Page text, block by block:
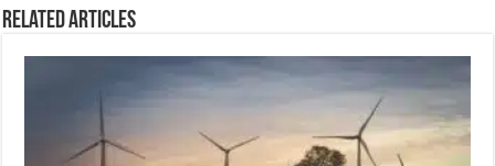
Related Articles